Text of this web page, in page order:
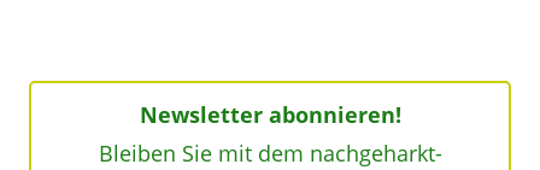
Newsletter abonnieren!
Bleiben Sie mit dem nachgeharkt-